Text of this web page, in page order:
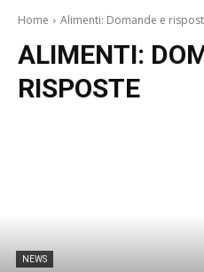
Home Alimenti: Domande e
ALIMENTI:
RISPOSTE
NEWS